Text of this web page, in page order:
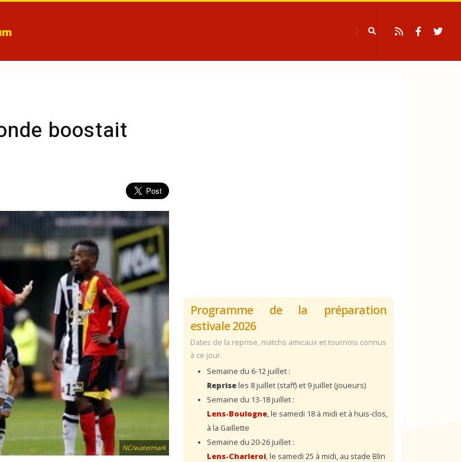
boostait
NC/watermark
Programme de la préparation
estivale 2026
Dates de la reprise, matchs amicaux et tournois connus
à ce jour.
Semaine du 6-12 juillet :
Repriseles 8 juillet (staff) et 9 juillet (joueurs)
Semaine du 13-18 juillet :
Lens-Boulogne, le samedi 18 à midi et à huis-clos,
à la Gaillette
Semaine du 20-26 juillet :
Lens-Charleroi, le samedi 25 à midi, au stade Blin